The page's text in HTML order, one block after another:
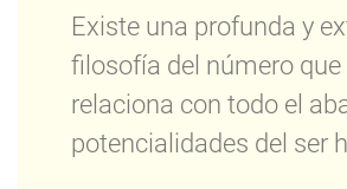
Existe una profunda y
filosofía del número que
relaciona con todo el
potencialidades del ser